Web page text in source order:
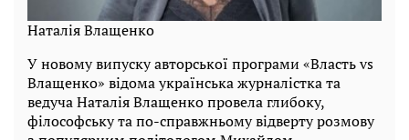
Наталія Влащенко
У новому випуску авторської програми «Власть vs
Влащенко» відома українська журналістка та
ведуча Наталія Влащенко провела глибоку,
філософську та по-справжньому відверту розмову